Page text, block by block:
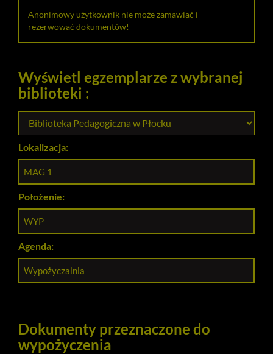
Anonimowy użytkownik nie może zamawiać i
rezerwować dokumentów!
Wyświetl egzemplarze z wybranej
biblioteki :
Lokalizacja:
MAG 1
Położenie:
WYP
Agenda:
Wypożyczalnia
Dokumenty przeznaczone do
wypożyczenia